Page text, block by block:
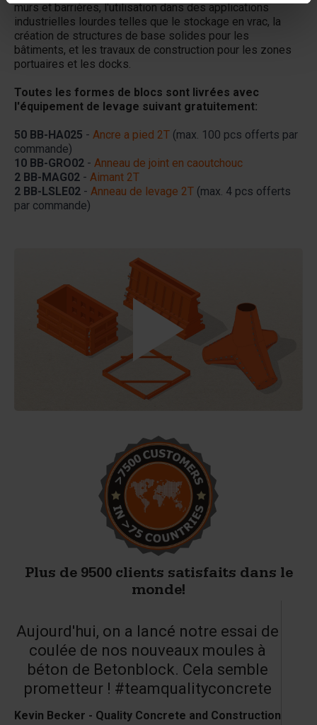
murs et barrières, l'utilisation dans des applications
industrielles lourdes telles que le stockage en vrac, la
création de structures de base solides pour les
bâtiments, et les travaux de construction pour les zones
portuaires et les docks.
Toutes les formes de blocs sont livrées avec
l'équipement de levage suivant gratuitement:
50 BB-HA025 - Ancre a pied 2T (max. 100 pcs offerts par
commande)
10 BB-GRO02 - Anneau de joint en caoutchouc
2 BB-MAG02 - Aimant 2T
2 BB-LSLE02 - Anneau de levage 2T (max. 4 pcs offerts
par commande)
Plus de 9500 clients satisfaits dans le
monde!
Aujourd'hui, on a lancé notre essai de
coulée de nos nouveaux moules à
béton de Betonblock. Cela semble
prometteur ! #teamqualityconcrete
Kevin Becker - Quality Concrete and Construction